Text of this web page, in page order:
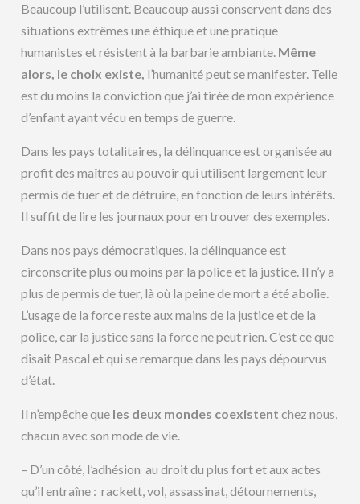
Beaucoup l’utilisent. Beaucoup aussi conservent dans des
situations extrêmes une éthique et une pratique
humanistes et résistent à la barbarie ambiante. Même
alors, le choix existe, l’humanité peut se manifester. Telle
est du moins la conviction que j’ai tirée de mon expérience
d’enfant ayant vécu en temps de guerre.
Dans les pays totalitaires, la délinquance est organisée au
profit des maîtres au pouvoir qui utilisent largement leur
permis de tuer et de détruire, en fonction de leurs intérêts.
Il suffit de lire les journaux pour en trouver des exemples.
Dans nos pays démocratiques, la délinquance est
circonscrite plus ou moins par la police et la justice. Il n’y a
plus de permis de tuer, là où la peine de mort a été abolie.
L’usage de la force reste aux mains de la justice et de la
police, car la justice sans la force ne peut rien. C’est ce que
disait Pascal et qui se remarque dans les pays dépourvus
d’état.
Il n’empêche que les deux mondes coexistent chez nous,
chacun avec son mode de vie.
– D’un côté, l’adhésion au droit du plus fort et aux actes
qu’il entraîne : rackett, vol, assassinat, détournements,